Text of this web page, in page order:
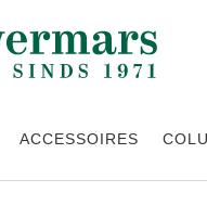
ACCESSOIRES